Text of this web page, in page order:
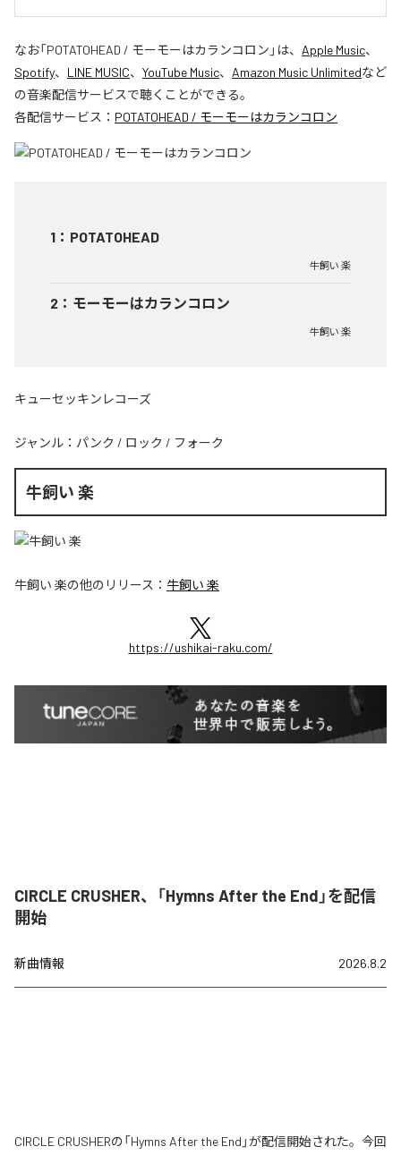
なお「POTATOHEAD / モーモーはカランコロン 」は、 Apple Music、
Spotify、 LINE MUSIC、 YouTube Music、 Amazon Music Unlimitedなど
の音楽配信サービスで聴くことができる。
各配信サービス： POTATOHEAD / モーモーはカランコロン
1 ： POTATOHEAD
牛飼い 楽
2 ： モーモーはカランコロン
牛飼い 楽
キューセッキンレコーズ
ジャンル： パンク / ロック / フォーク
牛飼い 楽
牛飼い 楽の他のリリース： 牛飼い 楽
https://ushikai-raku.com/
CIRCLE CRUSHER、「Hymns After the End」を配信
開始
新曲情報 2026.8.2
CIRCLE CRUSHERの「Hymns After the End」が配信開始された。今回